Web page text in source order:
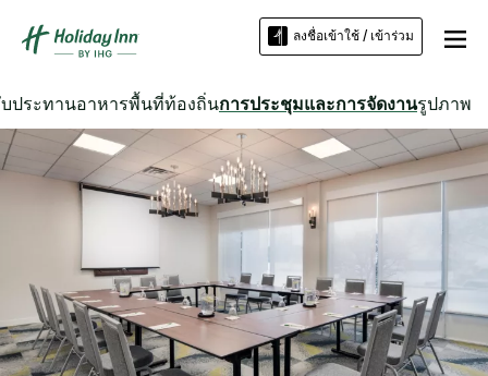
ลงชื่อเข้าใช้ / เข้าร่วม
ประทานอาหารพื้นที่ท้องถิ่นการประชุมและการจัดงานรูปภาพ